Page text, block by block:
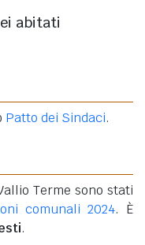
abitati
Patto dei Sindaci.
Terme sono stati
comunali 2024. È
.